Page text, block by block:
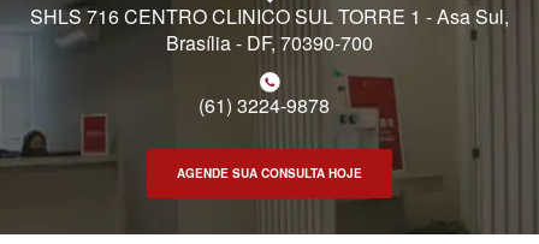
SHLS 716 CENTRO CLINICO SUL TORRE 1 - Asa Sul,
Brasília - DF, 70390-700
(61) 3224-9878
AGENDE SUA CONSULTA HOJE